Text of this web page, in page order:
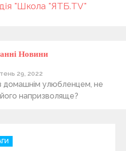
"Школа "ЯТБ.TV"
Новини
29, 2022
домашнім улюбленцем, не
напризволяще?